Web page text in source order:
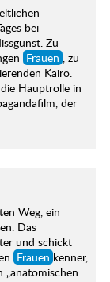
bei
Zu
Frauen , zu
Kairo.
Hauptrolle in
der
Weg, ein
Das
und schickt
Frauen kenner,
„anatomischen